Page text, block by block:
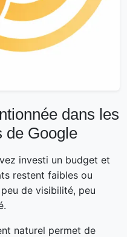
dans les
de Google
investi un budget et
restent faibles ou
de visibilité, peu
naturel permet de